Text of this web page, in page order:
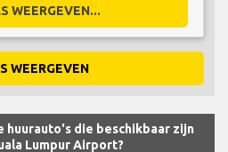
WEERGEVEN...
WEERGEVEN
huurauto's die beschikbaar zijn
Lumpur Airport?